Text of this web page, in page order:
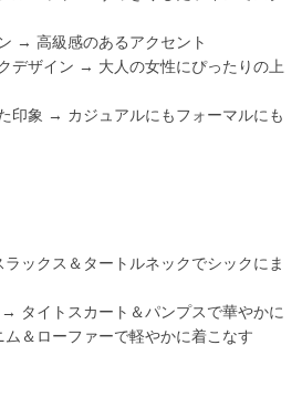
→ 高級感のあるアクセント
デザイン → 大人の女性にぴったりの上
印象 → カジュアルにもフォーマルにも
ックス＆タートルネックでシックにま
タイトスカート＆パンプスで華やかに
＆ローファーで軽やかに着こなす